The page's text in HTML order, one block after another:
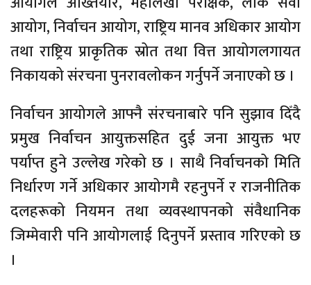
आयोग, निर्वाचन आयोग, राष्ट्रिय मानव अधिकार आयोग
तथा राष्ट्रिय प्राकृतिक स्रोत तथा वित्त आयोगलगायत
निकायको संरचना पुनरावलोकन गर्नुपर्ने जनाएको छ ।
निर्वाचन आयोगले आफ्नै संरचनाबारे पनि सुझाव दिँदै
प्रमुख निर्वाचन आयुक्तसहित दुई जना आयुक्त भए
पर्याप्त हुने उल्लेख गरेको छ । साथै निर्वाचनको मिति
निर्धारण गर्ने अधिकार आयोगमै रहनुपर्ने र राजनीतिक
दलहरूको नियमन तथा व्यवस्थापनको संवैधानिक
जिम्मेवारी पनि आयोगलाई दिनुपर्ने प्रस्ताव गरिएको छ
।